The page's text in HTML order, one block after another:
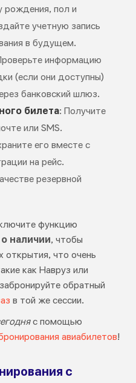
рождения, пол и
учетную запись
в будущем.
информацию
(если они доступны)
банковский шлюз.
билета: Получите
или SMS.
его вместе с
на рейс.
резервной
функцию
наличии, чтобы
открытия, что очень
как Навруз или
обратный
в той же сессии.
с помощью
авиабилетов!
с